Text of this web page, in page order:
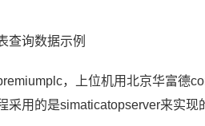
询数据示例
，上位机用北京华富德
采用的是simaticatopserver来实